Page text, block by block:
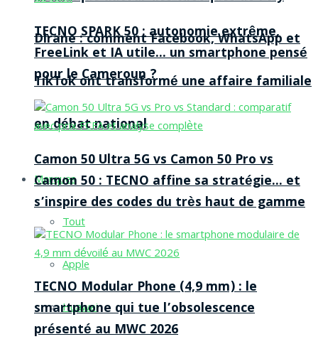
Dirane : comment Facebook, WhatsApp et
TikTok ont transformé une affaire familiale
en débat national
Marques
Tout
Apple
Huawei
TECNO SPARK 50 : autonomie extrême,
FreeLink et IA utile… un smartphone pensé
pour le Cameroun ?
Camon 50 Ultra 5G vs Camon 50 Pro vs
Camon 50 : TECNO affine sa stratégie… et
s’inspire des codes du très haut de gamme
TECNO Modular Phone (4,9 mm) : le
smartphone qui tue l’obsolescence
présenté au MWC 2026